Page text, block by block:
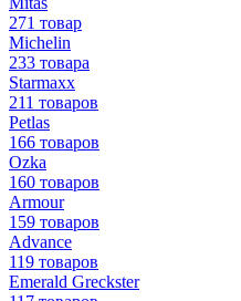
271 товар
Michelin
233 товара
Starmaxx
211 товаров
Petlas
166 товаров
Ozka
160 товаров
Armour
159 товаров
Advance
119 товаров
Emerald Greckster